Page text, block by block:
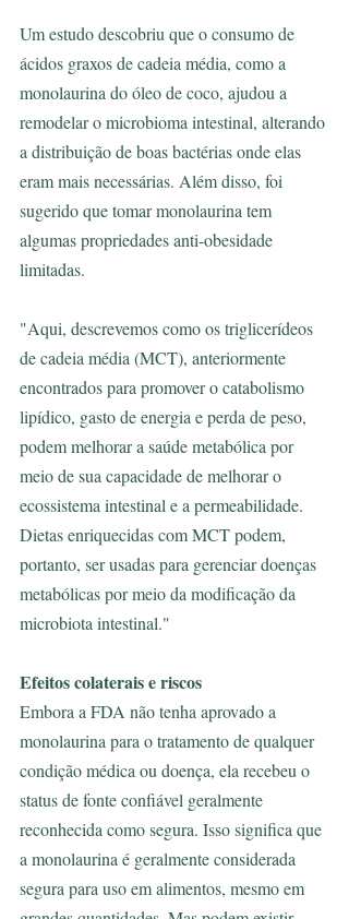
Um estudo descobriu que o consumo de
ácidos graxos de cadeia média, como a
monolaurina do óleo de coco, ajudou a
remodelar o microbioma intestinal, alterando
a distribuição de boas bactérias onde elas
eram mais necessárias. Além disso, foi
sugerido que tomar monolaurina tem
algumas propriedades anti-obesidade
limitadas.
"Aqui, descrevemos como os triglicerídeos
de cadeia média (MCT), anteriormente
encontrados para promover o catabolismo
lipídico, gasto de energia e perda de peso,
podem melhorar a saúde metabólica por
meio de sua capacidade de melhorar o
ecossistema intestinal e a permeabilidade.
Dietas enriquecidas com MCT podem,
portanto, ser usadas para gerenciar doenças
metabólicas por meio da modificação da
microbiota intestinal."
Efeitos colaterais e riscos
Embora a FDA não tenha aprovado a
monolaurina para o tratamento de qualquer
condição médica ou doença, ela recebeu o
status de fonte confiável geralmente
reconhecida como segura. Isso significa que
a monolaurina é geralmente considerada
segura para uso em alimentos, mesmo em